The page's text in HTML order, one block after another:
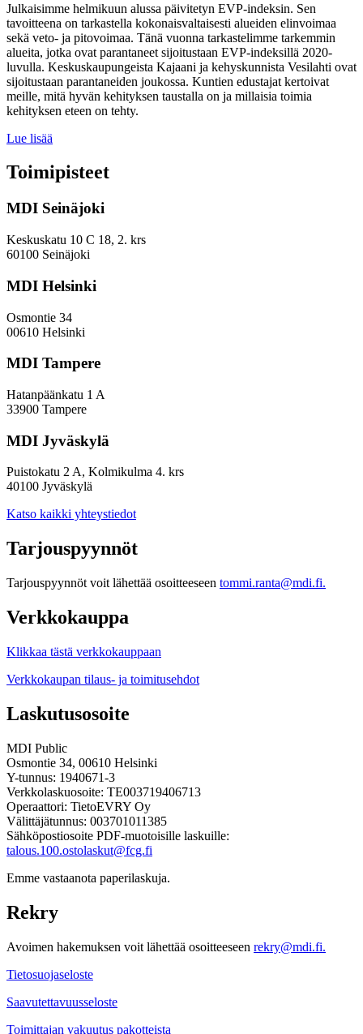
Julkaisimme helmikuun alussa päivitetyn EVP-indeksin. Sen
tavoitteena on tarkastella kokonaisvaltaisesti alueiden elinvoimaa
sekä veto- ja pitovoimaa. Tänä vuonna tarkastelimme tarkemmin
alueita, jotka ovat parantaneet sijoitustaan EVP-indeksillä 2020-
luvulla. Keskuskaupungeista Kajaani ja kehyskunnista Vesilahti ovat
sijoitustaan parantaneiden joukossa. Kuntien edustajat kertoivat
meille, mitä hyvän kehityksen taustalla on ja millaisia toimia
kehityksen eteen on tehty.
Lue lisää
ja
kehyskunnat
parantaa
EVP-
indeksissä?
Toimipisteet
MDI Seinäjoki
Keskuskatu 10 C 18, 2. krs
60100 Seinäjoki
MDI Helsinki
Osmontie 34
00610 Helsinki
MDI Tampere
Hatanpäänkatu 1 A
33900 Tampere
MDI Jyväskylä
Puistokatu 2 A, Kolmikulma 4. krs
40100 Jyväskylä
Katso kaikki yhteystiedot
Tarjouspyynnöt
Tarjouspyynnöt voit lähettää osoitteeseen tommi.ranta@mdi.fi.
Verkkokauppa
Klikkaa tästä verkkokauppaan
Verkkokaupan tilaus- ja toimitusehdot
Laskutusosoite
MDI Public
Osmontie 34, 00610 Helsinki
Y-tunnus: 1940671-3
Verkkolaskuosoite: TE003719406713
Operaattori: TietoEVRY Oy
Välittäjätunnus: 003701011385
Sähköpostiosoite PDF-muotoisille laskuille:
talous.100.ostolaskut@fcg.fi
Emme vastaanota paperilaskuja.
Rekry
Avoimen hakemuksen voit lähettää osoitteeseen rekry@mdi.fi.
Tietosuojaseloste
Saavutettavuusseloste
Toimittajan vakuutus pakotteista